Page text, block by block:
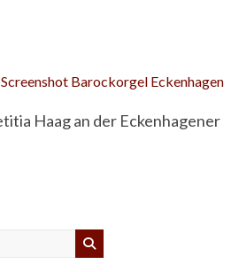
Haag an der Eckenhagener